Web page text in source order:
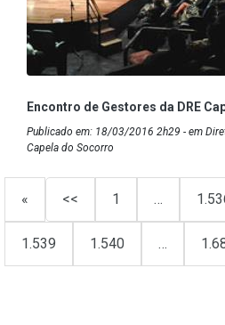
Encontro de Gestores da DRE
Publicado em: 18/03/2016 2h29 - em
Capela do Socorro
« << 1 …
1.539 1.540 …